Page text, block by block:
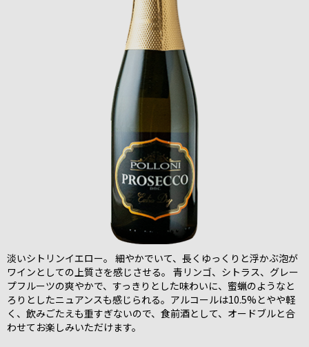
淡いシトリンイエロー。 細やかでいて、長くゆっくりと浮かぶ泡が
ワインとしての上質さを感じさせる。 青リンゴ、シトラス、グレー
プフルーツの爽やかで、すっきりとした味わいに、蜜蝋のようなと
ろりとしたニュアンスも感じられる。アルコールは10.5%とやや軽
く、飲みごたえも重すぎないので、食前酒として、オードブルと合
わせてお楽しみいただけます。